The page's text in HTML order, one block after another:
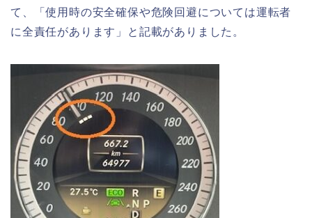
て、「使用時の安全確保や危険回避については運転者
に全責任があります」と記載がありました。